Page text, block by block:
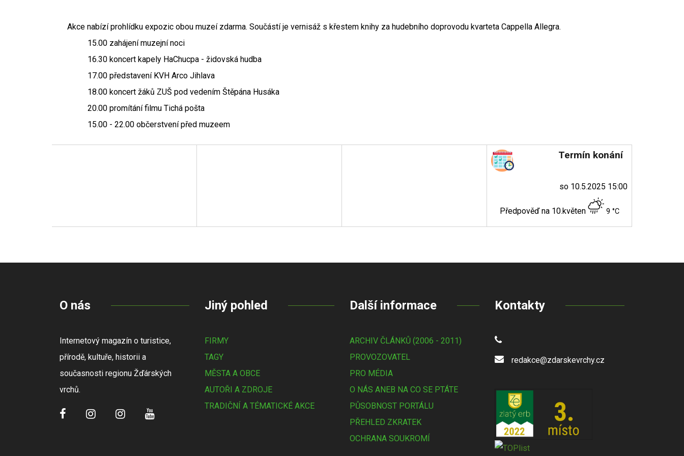
Akce nabízí prohlídku expozic obou muzeí zdarma. Součástí je vernisáž s křestem knihy za hudebního doprovodu kvarteta Cappella Allegra.
15.00 zahájení muzejní noci
16.30 koncert kapely HaChucpa - židovská hudba
17.00 představení KVH Arco Jihlava
18.00 koncert žáků ZUŠ pod vedením Štěpána Husáka
20.00 promítání filmu Tichá pošta
15.00 - 22.00 občerstvení před muzeem
Termín konání
so 10.5.2025 15:00
Předpověď na 10.květen 9 °C
O nás
Internetový magazín o turistice,
přírodě, kultuře, historii a
současnosti regionu Žďárských
vrchů.
Jiný pohled
FIRMY
TAGY
MĚSTA A OBCE
AUTOŘI A ZDROJE
TRADIČNÍ A TÉMATICKÉ AKCE
Další informace
ARCHIV ČLÁNKŮ (2006 - 2011)
PROVOZOVATEL
PRO MÉDIA
O NÁS ANEB NA CO SE PTÁTE
PŮSOBNOST PORTÁLU
PŘEHLED ZKRATEK
OCHRANA SOUKROMÍ
Kontakty
redakce@zdarskevrchy.cz